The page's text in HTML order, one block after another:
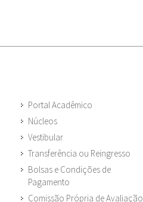
Portal Acadêmico
Núcleos
Vestibular
Transferência ou Reingresso
Bolsas e Condições de
Pagamento
Comissão Própria de Avaliação